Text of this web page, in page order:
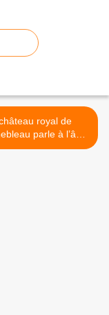
royal de
parle à l’âme
coeur de notre